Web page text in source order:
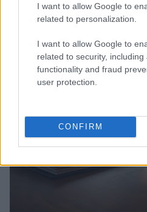
I want to allow Google to
related to personalization.
I want to allow Google to
related to security, including
functionality and fraud
user protection.
CONFIRM
Ripensare le tecnologie
donatori
B2B NEWS